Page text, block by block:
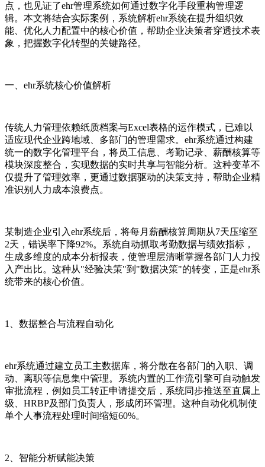
点，也见证了ehr管理系统如何通过数字化手段重构管理逻
辑。本文将结合实际案例，系统解析ehr系统在提升组织效
能、优化人力配置中的核心价值，帮助企业决策者穿透技术表
象，把握数字化转型的关键路径。
一、ehr系统核心价值解析
传统人力管理依赖纸质档案与Excel表格的运作模式，已难以
适应现代企业跨地域、多部门的管理需求。ehr系统通过构建
统一的数字化管理平台，将员工信息、考勤记录、薪酬核算等
模块深度整合，实现数据的实时共享与智能分析。这种变革不
仅提升了管理效率，更通过数据驱动的决策支持，帮助企业精
准识别人力成本浪费点。
某制造企业引入ehr系统后，将每月薪酬核算周期从7天压缩至
2天，错误率下降92%。系统自动抓取考勤数据与绩效指标，
生成多维度的成本分析报表，使管理层清晰掌握各部门人力投
入产出比。这种从"经验决策"到"数据决策"的转变，正是ehr系
统带来的核心价值。
1、数据整合与流程自动化
ehr系统通过建立员工主数据库，将分散在各部门的入职、调
动、离职等信息集中管理。系统内置的工作流引擎可自动触发
审批流程，例如员工转正申请提交后，系统同步推送至直属上
级、HRBP及部门负责人，形成闭环管理。这种自动化机制使
单个人事流程处理时间缩短60%。
2、智能分析赋能决策